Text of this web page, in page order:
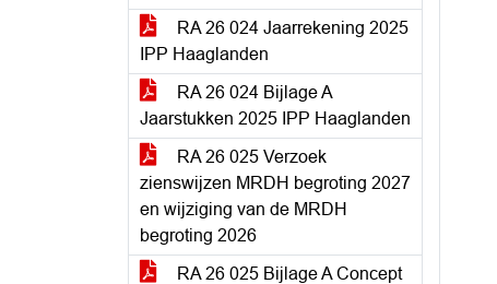
RA 26 024 Jaarrekening 2025
IPP Haaglanden
RA 26 024 Bijlage A
Jaarstukken 2025 IPP Haaglanden
RA 26 025 Verzoek
zienswijzen MRDH begroting 2027
en wijziging van de MRDH
begroting 2026
RA 26 025 Bijlage A Concept